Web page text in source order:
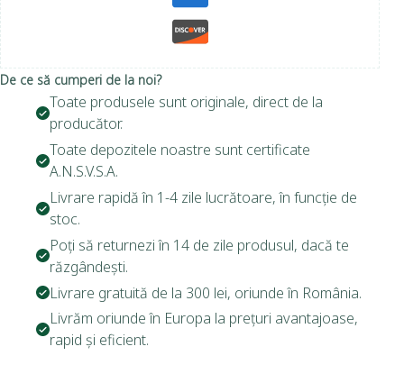
De ce să cumperi de la noi?
Toate produsele sunt originale, direct de la
producător.
Toate depozitele noastre sunt certificate
A.N.S.V.S.A.
Livrare rapidă în 1-4 zile lucrătoare, în funcție de
stoc.
Poți să returnezi în 14 de zile produsul, dacă te
răzgândești.
Livrare gratuită de la 300 lei, oriunde în România.
Livrăm oriunde în Europa la prețuri avantajoase,
rapid și eficient.